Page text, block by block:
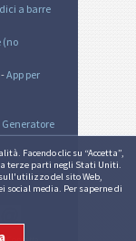
Facendo clic su “Accetta”,
terze parti negli Stati Uniti.
del sito Web,
media. Per saperne di
a barre
(no
-App per
Generatore